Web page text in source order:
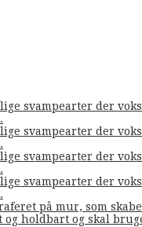
svampearter der
svampearter der
svampearter der
svampearter der
på mur, som
holdbart og skal